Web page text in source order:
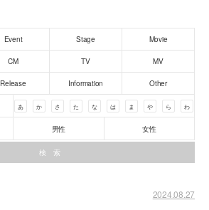
Event Stage Movie
CM TV MV
Release Information Other
あ か さ た な は ま や ら わ
男性 女性
2024.08.27